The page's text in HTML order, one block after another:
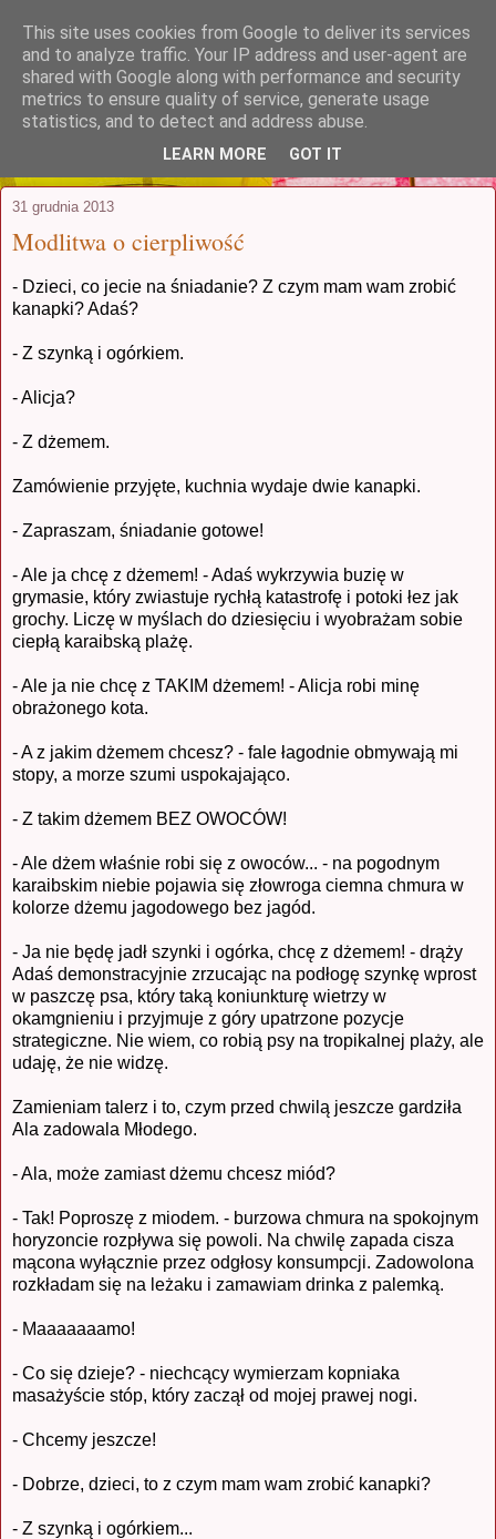
stuczynscy.waw.pl
...czyli coś, co zaczęło się jako relacja
31 grudnia 2013
Modlitwa o cierpliwość
- Dzieci, co jecie na śniadanie? Z czym mam wam zrobić
kanapki? Adaś?
- Z szynką i ogórkiem.
- Alicja?
- Z dżemem.
Zamówienie przyjęte, kuchnia wydaje dwie kanapki.
- Zapraszam, śniadanie gotowe!
- Ale ja chcę z dżemem! - Adaś wykrzywia buzię w
grymasie, który zwiastuje rychłą katastrofę i potoki łez jak
grochy. Liczę w myślach do dziesięciu i wyobrażam sobie
ciepłą karaibską plażę.
- Ale ja nie chcę z TAKIM dżemem! - Alicja robi minę
obrażonego kota.
- A z jakim dżemem chcesz? - fale łagodnie obmywają mi
stopy, a morze szumi uspokajająco.
- Z takim dżemem BEZ OWOCÓW!
- Ale dżem właśnie robi się z owoców... - na pogodnym
karaibskim niebie pojawia się złowroga ciemna chmura w
kolorze dżemu jagodowego bez jagód.
- Ja nie będę jadł szynki i ogórka, chcę z dżemem! - drąży
Adaś demonstracyjnie zrzucając na podłogę szynkę wprost
w paszczę psa, który taką koniunkturę wietrzy w
okamgnieniu i przyjmuje z góry upatrzone pozycje
strategiczne. Nie wiem, co robią psy na tropikalnej plaży, ale
udaję, że nie widzę.
Zamieniam talerz i to, czym przed chwilą jeszcze gardziła
Ala zadowala Młodego.
- Ala, może zamiast dżemu chcesz miód?
- Tak! Poproszę z miodem. - burzowa chmura na spokojnym
horyzoncie rozpływa się powoli. Na chwilę zapada cisza
mącona wyłącznie przez odgłosy konsumpcji. Zadowolona
rozkładam się na leżaku i zamawiam drinka z palemką.
- Maaaaaaamo!
- Co się dzieje? - niechcący wymierzam kopniaka
masażyście stóp, który zaczął od mojej prawej nogi.
- Chcemy jeszcze!
- Dobrze, dzieci, to z czym mam wam zrobić kanapki?
- Z szynką i ogórkiem...
This site uses cookies from Google to deliver its services
and to analyze traffic. Your IP address and user-agent are
shared with Google along with performance and security
metrics to ensure quality of service, generate usage
statistics, and to detect and address abuse.
LEARN MORE GOT IT